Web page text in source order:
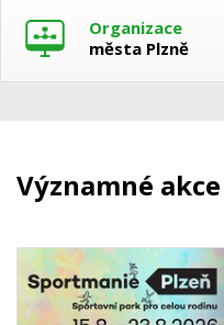
Organizace
města Plzně
Významné